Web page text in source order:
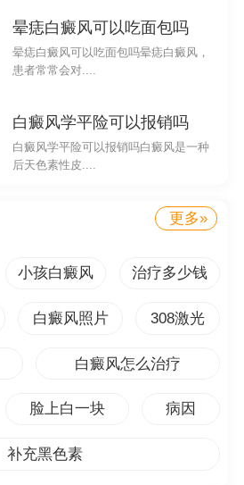
别白，这是很多父母常常问到
这个问题，我们需要从多个角度
特别容易变得白皙，这主要是
皮肤中的黑色素细胞数量和活性也
过敏，这种过敏反应被称为太
刺痛等。这可能导致婴儿皮肤在
下特别白的问题，建议家长们
晕痣白癜风可以吃面包吗
晕痣白癜风可以吃面包吗晕痣白癜风，
患者常常会对....
白癜风学平险可以报销吗
白癜风学平险可以报销吗白癜风是一种
后天色素性皮....
更多»
小孩白癜风 治疗多少钱
白癜风照片 308激光
白癜风怎么治疗
脸上白一块 病因
补充黑色素